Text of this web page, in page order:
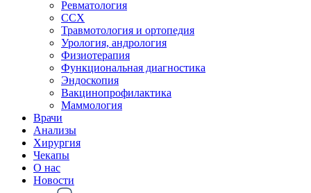
Ревматология
ССХ
Травмотология и ортопедия
Урология, андрология
Физиотерапия
Функциональная диагностика
Эндоскопия
Вакцинопрофилактика
Маммология
Врачи
Анализы
Хирургия
Чекапы
О нас
Новости